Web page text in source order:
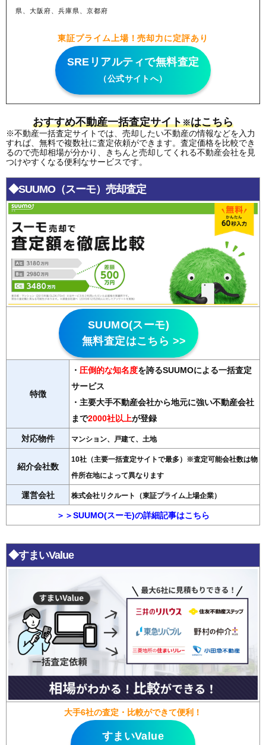
県、大阪府、兵庫県、京都府
東証プライム上場！売却力に定評あり
SREリアルティで無料査定
（公式サイトへ）
おすすめ不動産一括査定サイト※はこちら
※不動産一括査定サイトでは、売却したい不動産の情報などを入力
すれば、無料で複数社に査定依頼ができます。査定価格を比較でき
るので売却相場が分かり、きちんと売却してくれる不動産会社を見
つけやすくなる便利なサービスです。
◆SUUMO（スーモ）売却査定
SUUMO(スーモ)
無料査定はこちら >>
特徴
・ 圧倒的な知名度を誇るSUUMOによる一括査定
サービス
・主要大手不動産会社から地元に強い不動産会社
まで2000社以上が登録
対応物件 マンション、戸建て、土地
紹介会社数
10社（主要一括査定サイトで最多）※査定可能会社数は物
件所在地によって異なります
運営会社 株式会社リクルート（東証プライム上場企業）
＞＞SUUMO(スーモ)の詳細記事はこちら
◆すまいValue
大手6社の査定・比較ができて便利！
すまいValue